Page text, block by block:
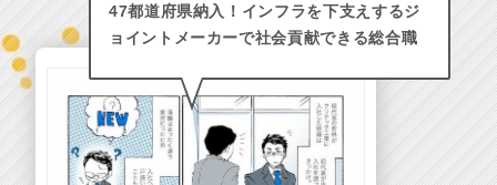
47都道府県納入！インフラを下支えするジ
ョイントメーカーで社会貢献できる総合職